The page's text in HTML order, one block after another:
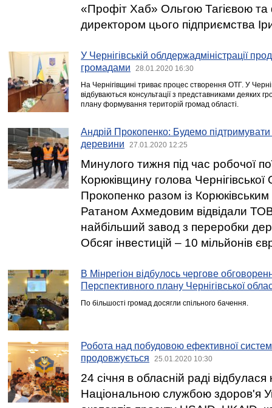
«Профіт Хаб» Ольгою Тагієвою
директором цього підприємства
У Чернігівській облдержадміністрації
громадами
28.01.2020 16:30
На Чернігівщині триває процес створення ОТГ. У
відбуваються консультації з представниками деяких
плану формування територій громад області.
Андрій Прокопенко: Будемо підтримувати
деревини
27.01.2020 12:25
Минулого тижня під час робочої
Корюківщину голова
Прокопенко разом із
Ратаном Ахмедовим відвідали
найбільший завод з переробки
Обсяг інвестицій – 10 мільйонів
В Мінрегіон відбулось чергове
Перспективного плану Чернігівської
По більшості громад досягли спільного бачення.
Робота над побудовою ефективної
продовжується
25.01.2020 10:30
24 січня в обласній раді відбулася
Національною службою здоров'я